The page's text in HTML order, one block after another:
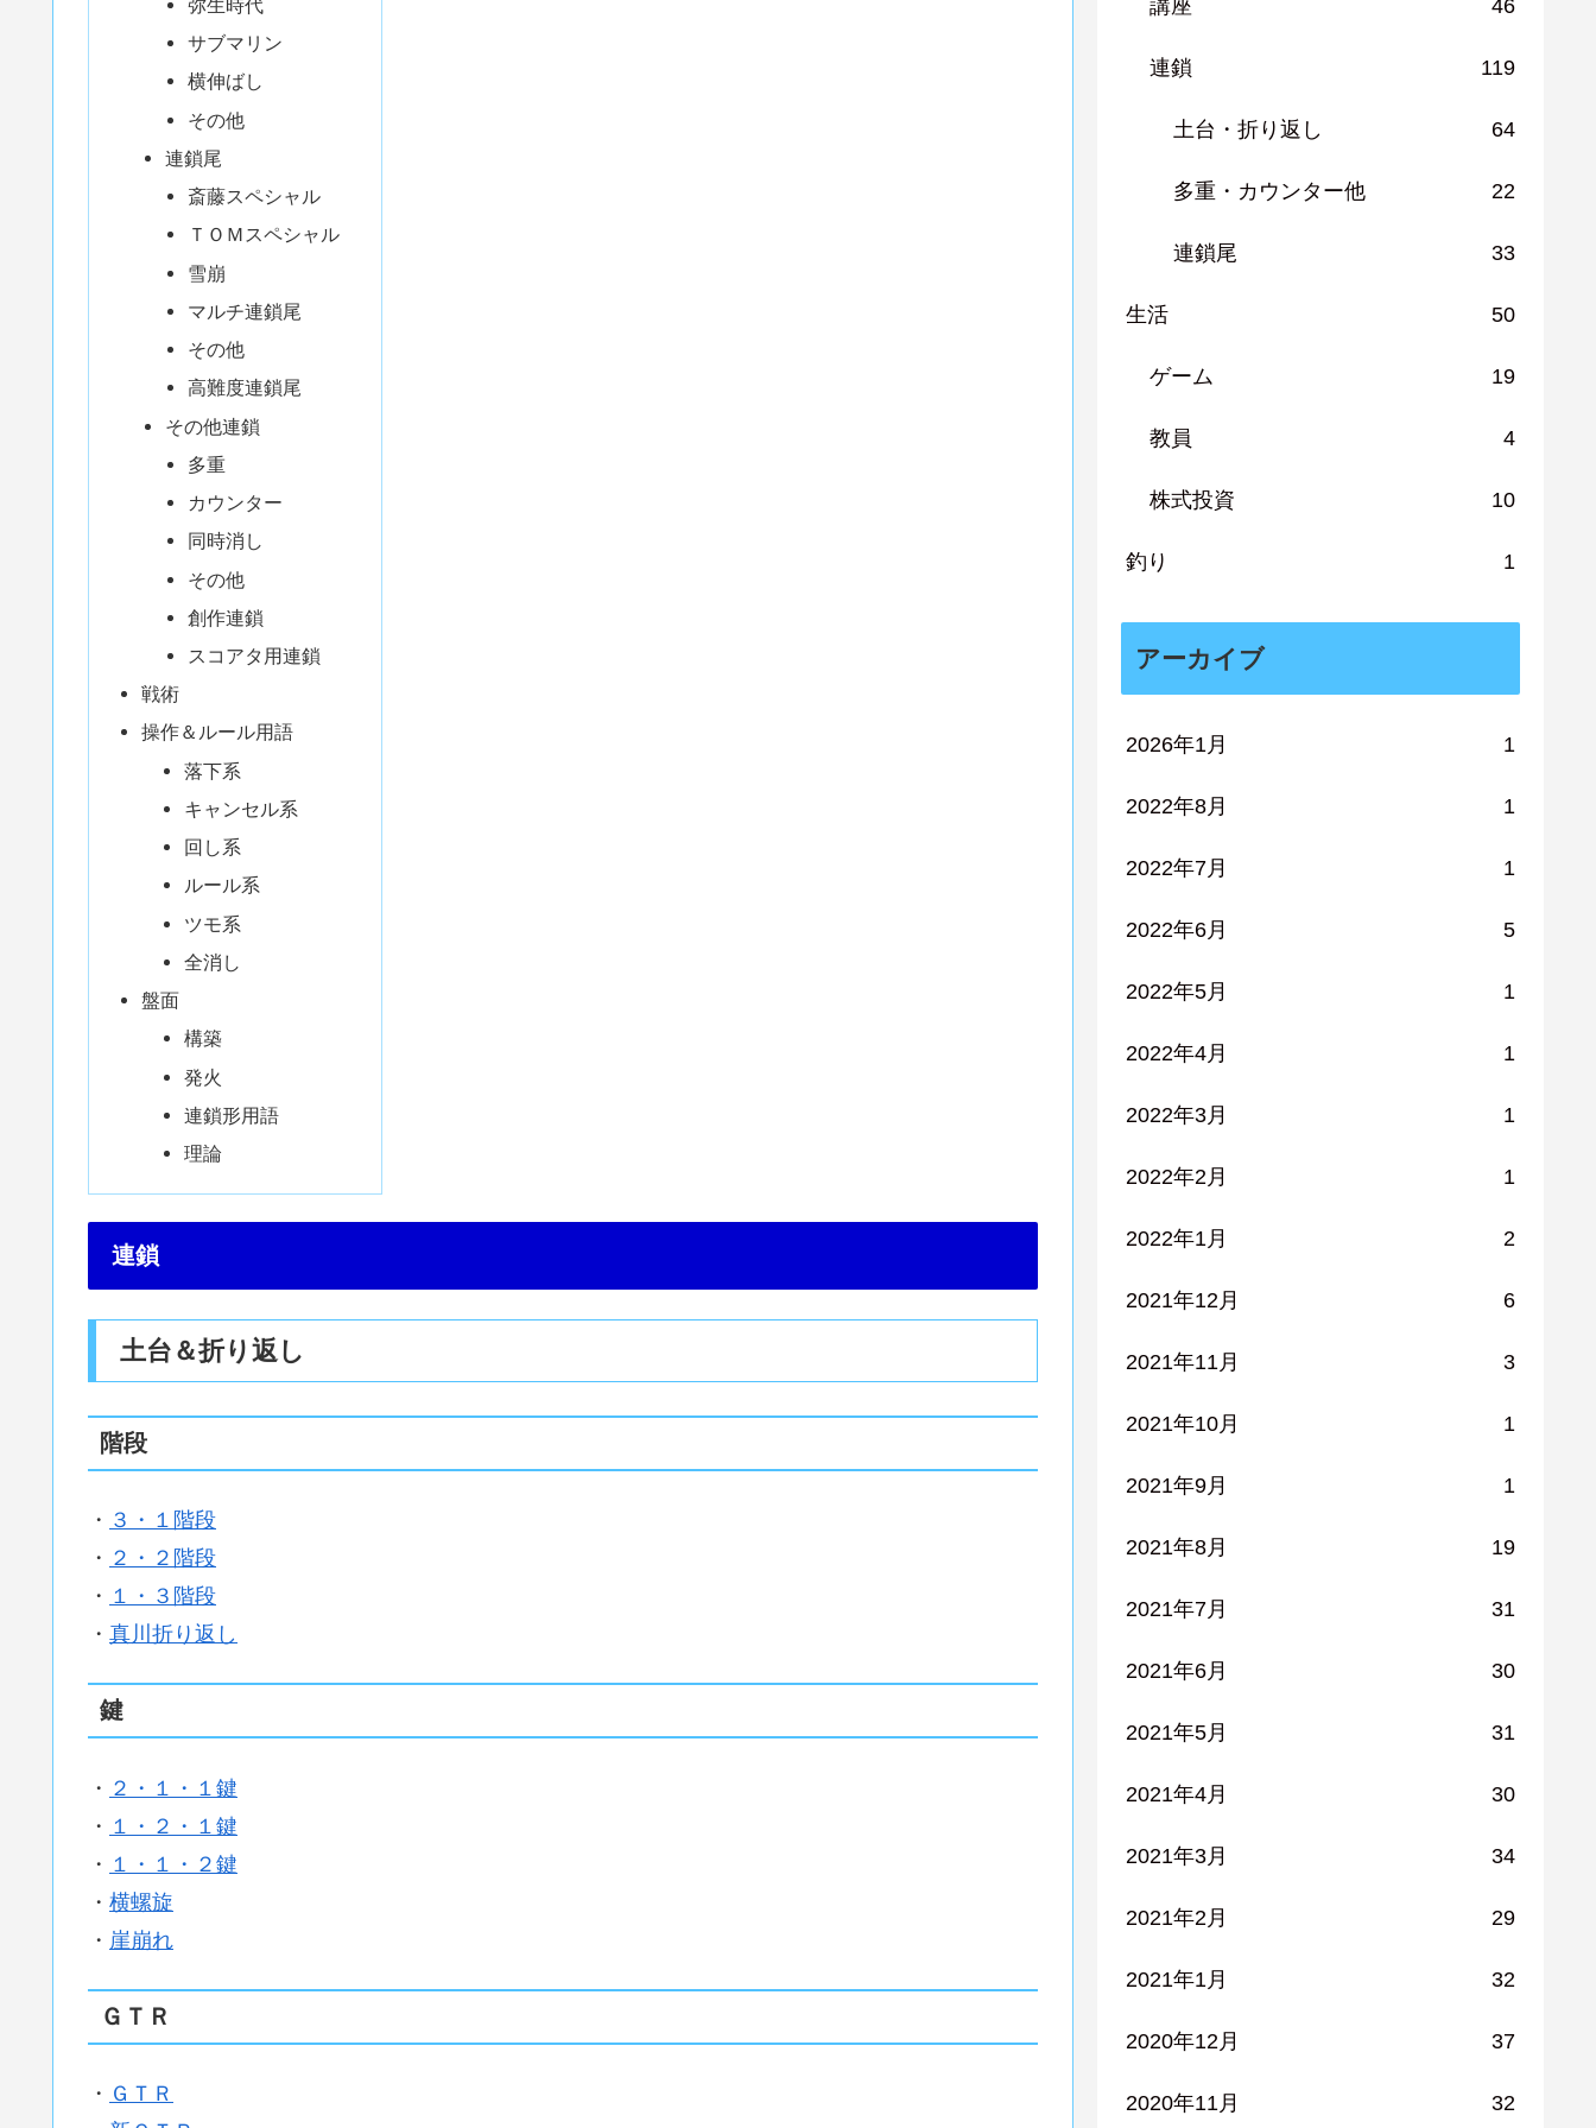
弥生時代
サブマリン
横伸ばし
その他
連鎖尾
斎藤スペシャル
ＴＯＭスペシャル
雪崩
マルチ連鎖尾
その他
高難度連鎖尾
その他連鎖
多重
カウンター
同時消し
その他
創作連鎖
スコアタ用連鎖
戦術
操作＆ルール用語
落下系
キャンセル系
回し系
ルール系
ツモ系
全消し
盤面
構築
発火
連鎖形用語
理論
連鎖
土台＆折り返し
階段
・ ３・１階段
・ ２・２階段
・ １・３階段
・ 真川折り返し
鍵
・ ２・１・１鍵
・ １・２・１鍵
・ １・１・２鍵
・ 横螺旋
・ 崖崩れ
ＧＴＲ
・ ＧＴＲ
講座 46
連鎖 119
土台・折り返し 64
多重・カウンター他 22
連鎖尾 33
生活 50
ゲーム 19
教員 4
株式投資 10
釣り 1
アーカイブ
2026年1月 1
2022年8月 1
2022年7月 1
2022年6月 5
2022年5月 1
2022年4月 1
2022年3月 1
2022年2月 1
2022年1月 2
2021年12月 6
2021年11月 3
2021年10月 1
2021年9月 1
2021年8月 19
2021年7月 31
2021年6月 30
2021年5月 31
2021年4月 30
2021年3月 34
2021年2月 29
2021年1月 32
2020年12月 37
2020年11月 32